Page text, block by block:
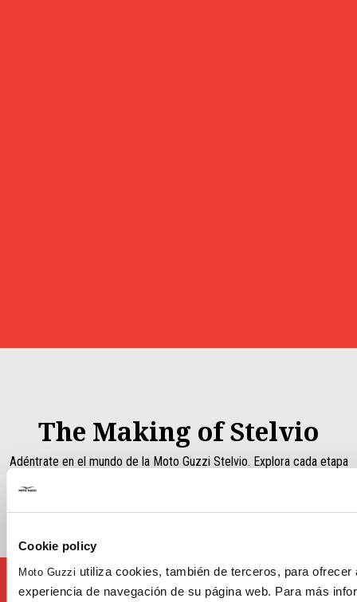
Cookie policy
Moto Guzzi utiliza cookies, también de terceros, para ofrecer
experiencia de navegación de su página web. Para más
Item
Item
The Making of Stelvio
Adéntrate en el mundo de la Moto Guzzi Stelvio. Explora cada etapa